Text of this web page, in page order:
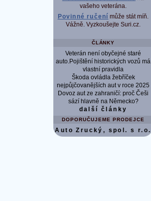
vašeho veterána.
Povinné ručení může stát míň.
Vážně. Vyzkoušejte Suri.cz.
ČLÁNKY
Veterán není obyčejné staré
auto.Pojištění historických vozů má
vlastní pravidla
Škoda ovládla žebříček
nejpůjčovanějších aut v roce 2025
Dovoz aut ze zahraničí: proč Češi
sází hlavně na Německo?
další články
DOPORUČUJEME PRODEJCE
Auto Zrucký, spol. s r.o.